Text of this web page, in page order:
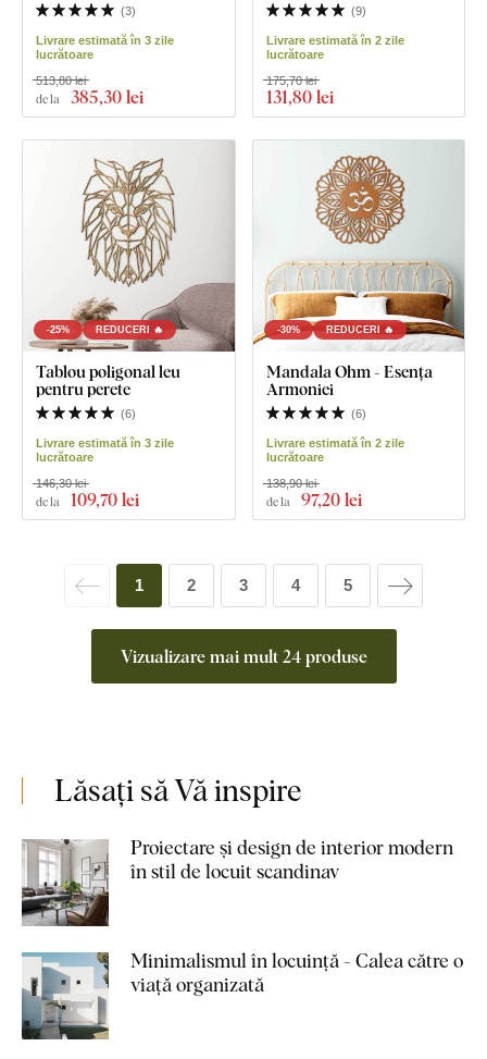
(3)
Livrare estimată în 3 zile
lucrătoare
de la 385,30 lei
513,80 lei
(9)
Livrare estimată în 2 zile
lucrătoare
131,80 lei
175,70 lei
-25% REDUCERI 🔥
Tablou poligonal leu
pentru perete
(6)
Livrare estimată în 3 zile
lucrătoare
de la 109,70 lei
146,30 lei
-30% REDUCERI 🔥
Mandala Ohm - Esența
Armoniei
(6)
Livrare estimată în 2 zile
lucrătoare
de la 97,20 lei
138,90 lei
Vizualizare mai mult 24 produse
1 2 3 4 5
Lăsați să Vă inspire
Proiectare și design de interior modern
în stil de locuit scandinav
Minimalismul în locuință - Calea către o
viață organizată